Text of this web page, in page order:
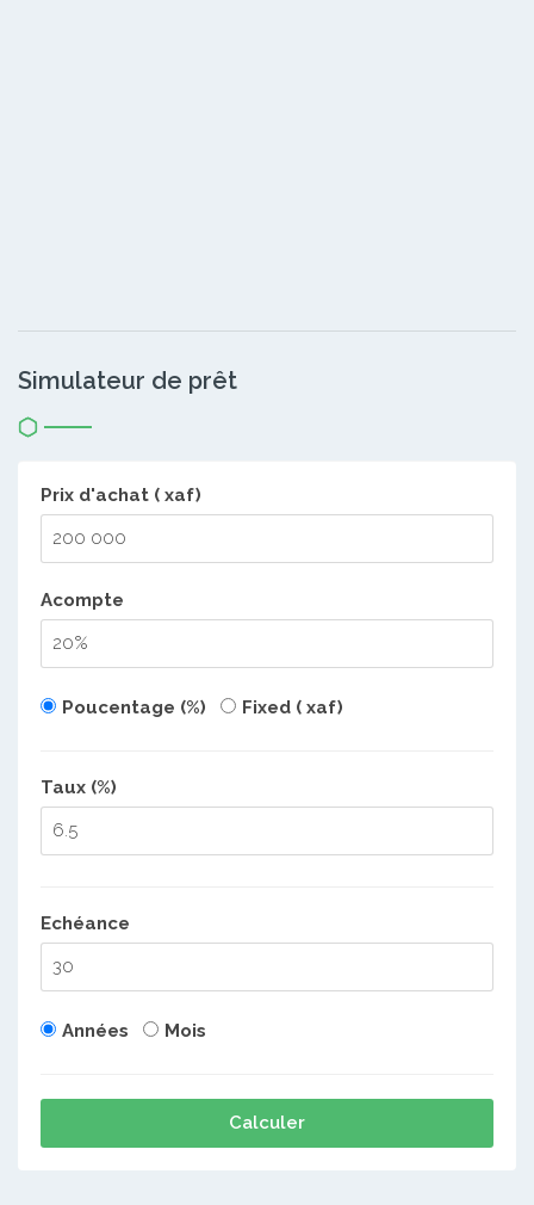
Simulateur de prêt
Prix d'achat ( xaf)
Acompte
Poucentage (%) Fixed ( xaf)
Taux (%)
Echéance
Années Mois
Calculer